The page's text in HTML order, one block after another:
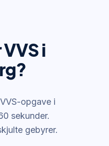
i
?
opgave i
sekunder.
gebyrer.